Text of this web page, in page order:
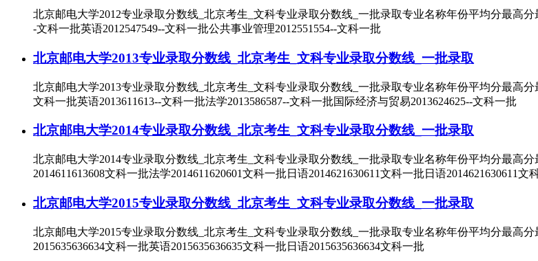
北京邮电大学2012专业录取分数线_北京考生_文科专业录取分数线_一批录取专业名称年份平均分最高
-文科一批英语2012547549--文科一批公共事业管理2012551554--文科一批
北京邮电大学2013专业录取分数线_北京考生_文科专业录取分数线_一批录取
北京邮电大学2013专业录取分数线_北京考生_文科专业录取分数线_一批录取专业名称年份平均分最高
文科一批英语2013611613--文科一批法学2013586587--文科一批国际经济与贸易2013624625--文科一批
北京邮电大学2014专业录取分数线_北京考生_文科专业录取分数线_一批录取
北京邮电大学2014专业录取分数线_北京考生_文科专业录取分数线_一批录取专业名称年份平均分最高
2014611613608文科一批法学2014611620601文科一批日语2014621630611文科一批日语2014621630611文
北京邮电大学2015专业录取分数线_北京考生_文科专业录取分数线_一批录取
北京邮电大学2015专业录取分数线_北京考生_文科专业录取分数线_一批录取专业名称年份平均分最高
2015635636634文科一批英语2015635636635文科一批日语2015635636634文科一批